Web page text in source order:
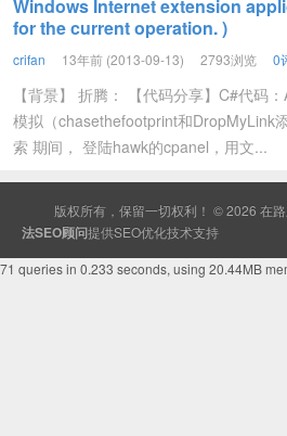
Windows Internet extension
for the current operation. )
crifan 13年前 (2013-09-13) 2793浏览 0
【背景】 折腾： 【代码分享】C#代码
模拟（chasethefootprint和DropMyLink
索 期间， 登陆hawk的cpanel，用文...
版权所有，保留一切权利！ © 2026 在
法SEO顾问提供SEO优化技术支持
71 queries in 0.233 seconds, using 20.44MB